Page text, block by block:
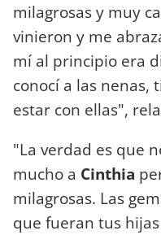
milagrosas y muy
vinieron y me
mí al principio era
conocí a las nenas,
estar con ellas",
"La verdad es que
mucho a Cinthia
milagrosas. Las
que fueran tus